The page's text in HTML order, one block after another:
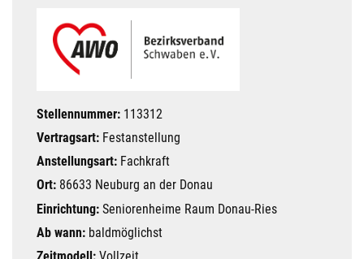
Stellennummer: 113312
Vertragsart: Festanstellung
Anstellungsart: Fachkraft
Ort: 86633 Neuburg an der Donau
Einrichtung: Seniorenheime Raum Donau-Ries
Ab wann: baldmöglichst